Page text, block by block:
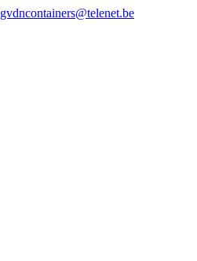
gvdncontainers@telenet.be